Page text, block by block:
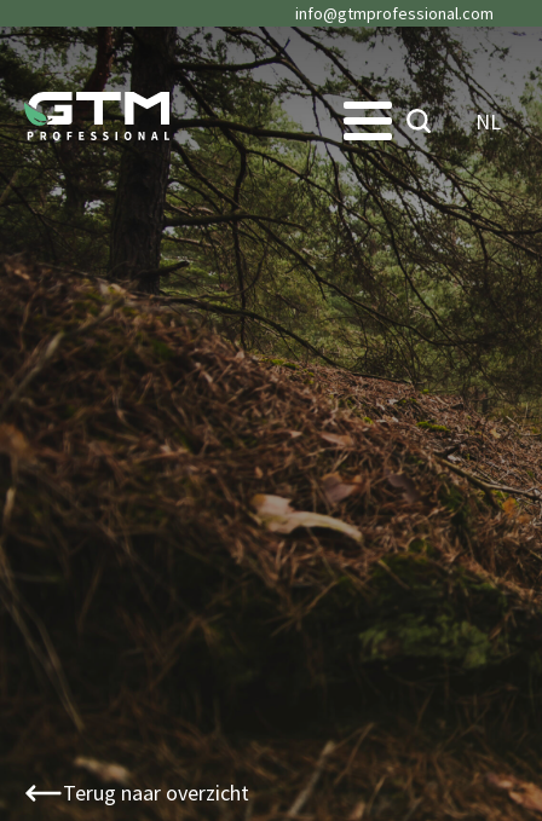
info@gtmprofessional.com
NL
Terug naar overzicht